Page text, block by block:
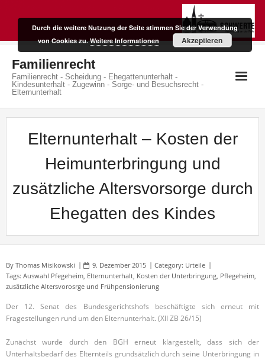
Familienrecht
Familienrecht - Scheidung - Ehegattenunterhalt -
Kindesunterhalt - Zugewinn - Sorge- und Besuchsrecht -
Elternunterhalt
Elternunterhalt – Kosten der
Heimunterbringung und
zusätzliche Altersvorsorge durch
Ehegatten des Kindes
By Thomas Misikowski 9. Dezember 2015 Category: Urteile
Tags: Auswahl Pfegeheim, Elternunterhalt, Kosten der Unterbringung, Pflegeheim,
zusätzliche Altersvorosrge und Frühpensionierung
Der 12. Senat des Bundesgerichtshofs beschäftigte sich erneut mit
Fragestellungen rund um den Elternunterhalt. (XII ZB 26/15)
Zunächst wurde durch den BGH erneut klargestellt, dass sich der
Unterhaltsbedarf des Elternteils grundsätzlich durch seine Unterbringung in
Durch die weitere Nutzung der Seite stimmen Sie der Verwendung
von Cookies zu.Weitere Informationen Akzeptieren